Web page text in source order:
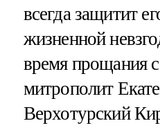
всегда защитит
жизненной
время прощания
митрополит
Верхотурский